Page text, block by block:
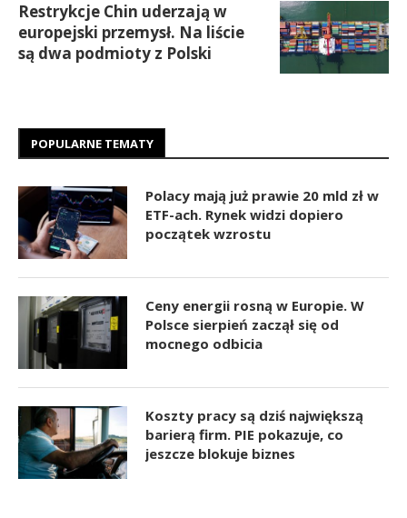
Restrykcje Chin uderzają w
europejski przemysł. Na liście
są dwa podmioty z Polski
POPULARNE TEMATY
Polacy mają już prawie 20 mld zł w
ETF-ach. Rynek widzi dopiero
początek wzrostu
Ceny energii rosną w Europie. W
Polsce sierpień zaczął się od
mocnego odbicia
Koszty pracy są dziś największą
barierą firm. PIE pokazuje, co
jeszcze blokuje biznes